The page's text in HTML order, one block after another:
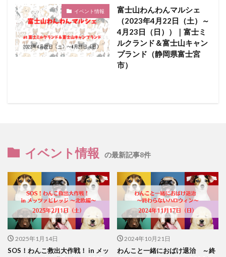
イベント情報
富士山わんわんマルシェ
（2023年4月22日（土）～
4月23日（日））｜富士ミ
ルクランド＆富士山キャン
プランド（静岡県富士宮
市）
イベント情報 の最新記事8件
2025年1月14日
SOS！わんこ救出大作戦！ in メッ
2024年10月21日
わんこと一緒におばけ退治 ～終